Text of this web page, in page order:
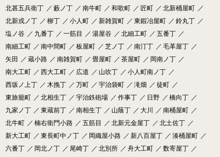
北甚五兵衛丁 ／ 藪ノ丁 ／ 南牛町 ／ 和歌町 ／ 匠町 ／ 北新桶屋町 ／
北新戎ノ丁 ／ 柳丁 ／ 小人町 ／ 新雑賀町 ／ 東鍜冶屋町 ／ 鈴丸丁 ／
塩ノ谷 ／ 九番丁 ／ 一筋目 ／ 湯屋谷 ／ 北細工町 ／ 五番丁 ／
南細工町 ／ 南中間町 ／ 板屋町 ／ 芝ノ丁 ／ 南汀丁 ／ 毛革屋丁 ／
矢田
／ 蔵小路 ／ 南雑賀町 ／ 畳屋町 ／ 茶屋町 ／ 岡南ノ丁 ／
南大工町 ／ 西大工町 ／ 広道 ／ 山吹丁 ／ 小人町南ノ丁 ／
西坂ノ上丁 ／ 木挽丁 ／ 万町 ／ 宇治袋町 ／ 滝畑 ／ 徒町 ／
東旅籠町 ／ 北相生丁 ／ 宇治鉄砲場 ／ 作事丁 ／ 日野 ／ 橋向丁 ／
九家ノ丁 ／ 東蔵前丁 ／ 南相生丁 ／ 山蔭丁 ／ 大川 ／ 南桶屋町 ／
北牛町 ／ 楠右衛門小路 ／ 五筋目 ／ 北新元金屋丁 ／ 北土佐丁 ／
新大工町 ／ 東長町中ノ丁 ／ 岡織屋小路 ／ 新八百屋丁 ／ 湊桶屋町 ／
六番丁 ／ 岡北ノ丁 ／ 尾崎丁 ／ 北別所 ／ 舟大工町 ／ 数寄屋丁 ／